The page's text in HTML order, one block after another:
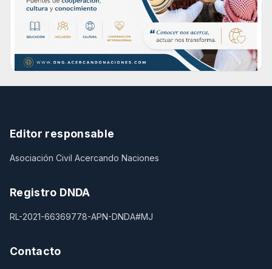
Editor responsable
Asociación Civil Acercando Naciones
Registro DNDA
RL-2021-66369778-APN-DNDA#MJ
Contacto